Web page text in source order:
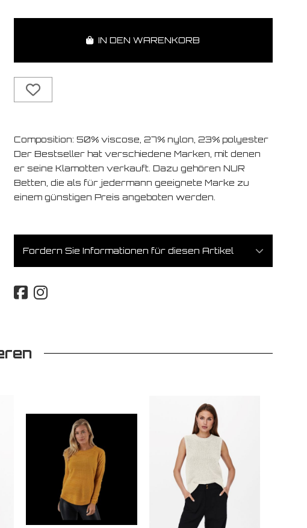
IN DEN WARENKORB
Composition: 50% viscose, 27% nylon, 23% polyester
Der Bestseller hat verschiedene Marken, mit denen
er seine Klamotten verkauft. Dazu gehören NUR
Betten, die als für jedermann geeignete Marke zu
einem günstigen Preis angeboten werden.
Fordern Sie Informationen für diesen Artikel